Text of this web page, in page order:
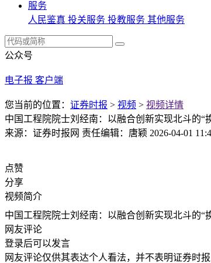
服务
人民鉴真 投关服务 投教服务 其他服务
公众号
电子报 客户端
您当前的位置： 证券时报 > 视频 > 视频详情
中国工程院院士刘经南：以融合创新实现北斗的“
来源：证券时报网 责任编辑：唐颖 2026-04-01
点赞
分享
视频简介
中国工程院院士刘经南：以融合创新实现北斗的“
网友评论
登录后可以发言
网友评论仅供其表达个人看法，并不表明证券时